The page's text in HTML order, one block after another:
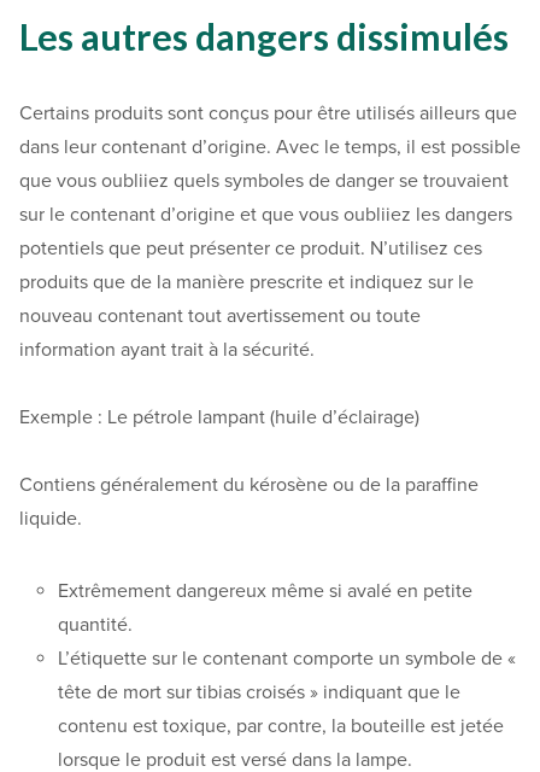
Les autres dangers dissimulés
Certains produits sont conçus pour être utilisés ailleurs que
dans leur contenant d’origine. Avec le temps, il est possible
que vous oubliiez quels symboles de danger se trouvaient
sur le contenant d’origine et que vous oubliiez les dangers
potentiels que peut présenter ce produit. N’utilisez ces
produits que de la manière prescrite et indiquez sur le
nouveau contenant tout avertissement ou toute
information ayant trait à la sécurité.
Exemple : Le pétrole lampant (huile d’éclairage)
Contiens généralement du kérosène ou de la paraffine
liquide.
Extrêmement dangereux même si avalé en petite
quantité.
L’étiquette sur le contenant comporte un symbole de «
tête de mort sur tibias croisés » indiquant que le
contenu est toxique, par contre, la bouteille est jetée
lorsque le produit est versé dans la lampe.